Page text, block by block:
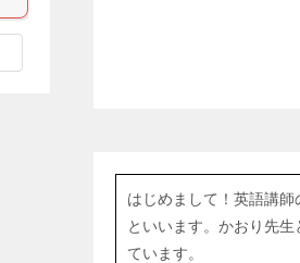
はじめまして！英語講師
といいます。かおり先生
ています。